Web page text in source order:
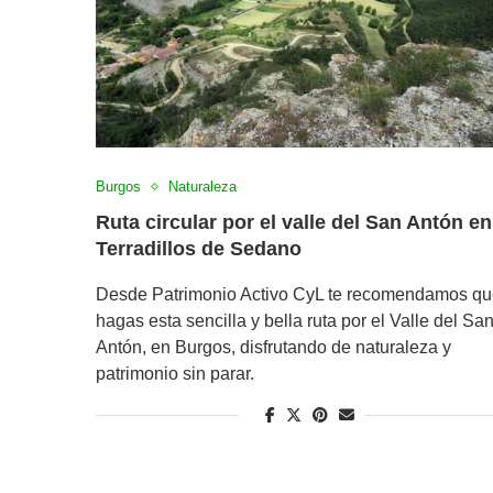
Burgos Naturaleza
Ruta circular por el valle del San Antón en
Terradillos de Sedano
Desde Patrimonio Activo CyL te recomendamos
hagas esta sencilla y bella ruta por el Valle del San
Antón, en Burgos, disfrutando de naturaleza y
patrimonio sin parar.